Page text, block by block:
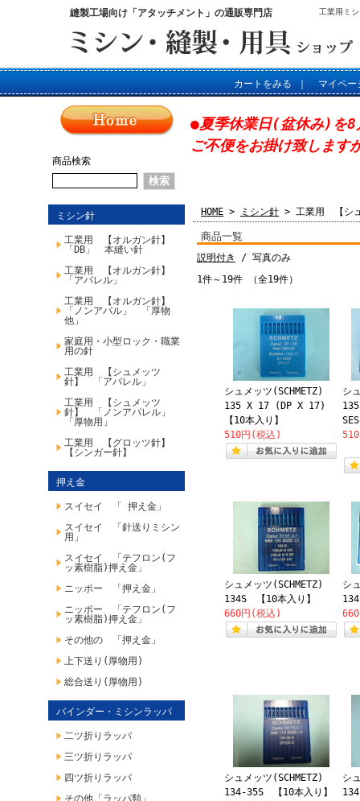
縫製工場向け「アタッチメント」の通販専門店 工業用ミ
カートをみる マイペー
商品検索
ミシン針
工業用 【オルガン針】
「DB」 本縫い針
工業用 【オルガン針】
「アパレル」
工業用 【オルガン針】
「ノンアパル」 「厚物
他」
家庭用・小型ロック・職業
用の針
工業用 【シュメッツ
針】 「アパレル」
工業用 【シュメッツ
針】 「ノンアパレル」
「厚物用」
工業用 【グロッツ針】
【シンガー針】
押え金
スイセイ 「 押え金」
スイセイ 「針送りミシン
用」
スイセイ 「テフロン(フ
ッ素樹脂)押え金」
ニッポー 「押え金」
ニッポー 「テフロン(フ
ッ素樹脂)押え金」
その他の 「押え金」
上下送り(厚物用)
総合送り(厚物用)
バインダー・ミシンラッパ
二ツ折りラッパ
三ツ折りラッパ
四ツ折りラッパ
その他「ラッパ類」
●夏季休業日(盆休み)を
ご不便をお掛け致します
HOME > ミシン針 > 工業用 【シ
商品一覧
説明付き
/ 写真のみ
1件～19件 （全19件）
シュメッツ(SCHMETZ)
135 X 17 (DP X 17)
【10本入り】
510円(税込)
シ
シュメッツ(SCHMETZ)
134S 【10本入り】
660円(税込)
シ
シュメッツ(SCHMETZ)
134-35S 【10本入り】
シ